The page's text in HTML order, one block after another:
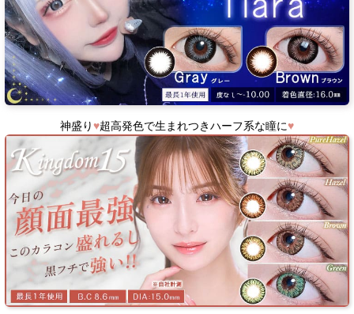
神盛り♥超高発色で生まれつきハーフ系な瞳に♥